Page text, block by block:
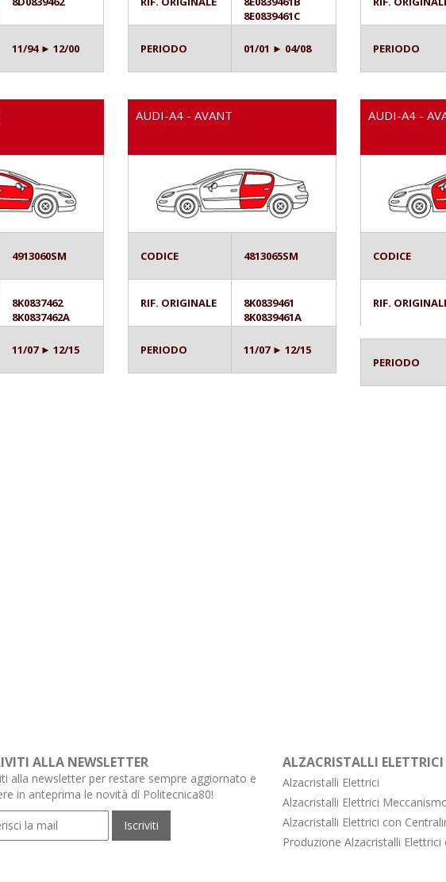
11/94 ► 12/00
8E0839461C
PERIODO 01/01 ► 04/08 PERIODO
4913060SM
8K0837462
8K0837462A
11/07 ► 12/15
AUDI-A4 - AVANT
CODICE 4813065SM
RIF. ORIGINALE
8K0839461
8K0839461A
PERIODO 11/07 ► 12/15
AUDI-A4 -
CODICE
RIF.
PERIODO
ALLA NEWSLETTER
alla newsletter per restare sempre aggiornato e
in anteprima le novità di Politecnica80!
ALZACRISTALLI ELETTRICI
Alzacristalli Elettrici
Alzacristalli Elettrici
Alzacristalli Elettrici con
Produzione Alzacristalli